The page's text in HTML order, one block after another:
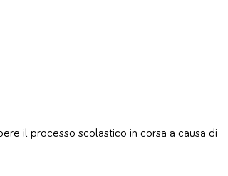
il processo scolastico in corsa a causa di